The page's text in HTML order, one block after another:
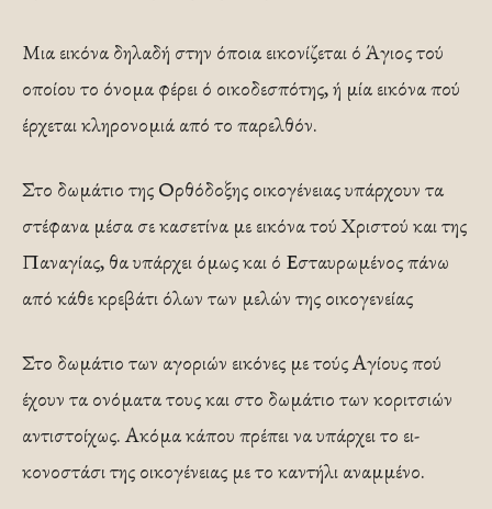
Μια εικόνα δηλαδή στην όποια εικονίζεται ό Άγιος τού
οποίου το όνομα φέρει ό οικοδεσπότης, ή μία ει­κόνα πού
έρχεται κληρονομιά από το παρελθόν.
Στο δωμάτιο της Ορθόδοξης οικογένει­ας υπάρχουν τα
στέφανα μέσα σε κα­σετίνα με εικόνα τού Χριστού και της
Παναγίας, θα υπάρχει όμως και ό Εσταυρωμένος πάνω
από κάθε κρεβάτι όλων των μελών της οικογενείας
Στο δωμάτιο των αγοριών εικόνες με τούς Αγίους πού
έχουν τα ονόματα τους και στο δωμάτιο των κοριτσιών
αντιστοίχως. Ακόμα κάπου πρέπει να υπάρχει το ει­
κονοστάσι της οικογένειας με το καντήλι αναμμένο.